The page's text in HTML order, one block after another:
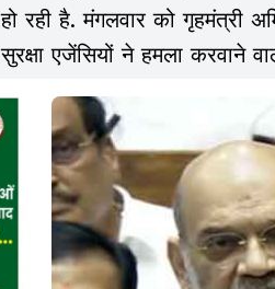
रही है. मंगलवार को गृहमंत्री
एजेंसियों ने हमला करवाने
उन्होंने कहा कि इस दोतरफा